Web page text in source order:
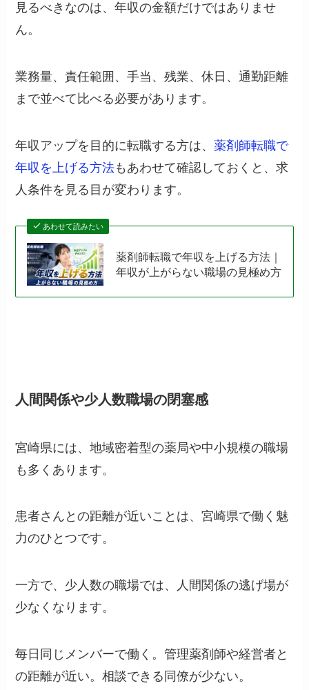
見るべきなのは、年収の金額だけではありませ
ん。
業務量、責任範囲、手当、残業、休日、通勤距離
まで並べて比べる必要があります。
年収アップを目的に転職する方は、薬剤師転職で
年収を上げる方法もあわせて確認しておくと、求
人条件を見る目が変わります。
あわせて読みたい
薬剤師転職で年収を上げる方法｜
年収が上がらない職場の見極め方
人間関係や少人数職場の閉塞感
宮崎県には、地域密着型の薬局や中小規模の職場
も多くあります。
患者さんとの距離が近いことは、宮崎県で働く魅
力のひとつです。
一方で、少人数の職場では、人間関係の逃げ場が
少なくなります。
毎日同じメンバーで働く。管理薬剤師や経営者と
の距離が近い。相談できる同僚が少ない。